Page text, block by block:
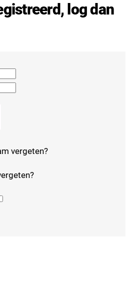
log dan
vergeten?